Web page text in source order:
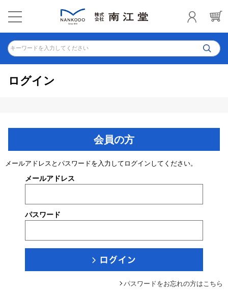
キーワードを入力してください
ログイン
会員の方
メールアドレスとパスワードを入力してログインしてください。
メールアドレス
パスワード
パスワードをお忘れの方はこちら